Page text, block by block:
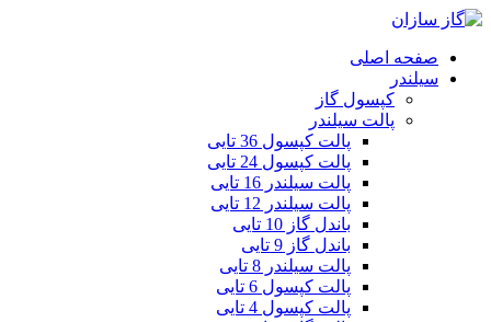
صفحه اصلی
سیلندر
کپسول گاز
پالت سیلندر
پالت کپسول 36 تایی
پالت کپسول 24 تایی
پالت سیلندر 16 تایی
پالت سیلندر 12 تایی
باندل گاز 10 تایی
باندل گاز 9 تایی
پالت سیلندر 8 تایی
پالت کپسول 6 تایی
پالت کپسول 4 تایی